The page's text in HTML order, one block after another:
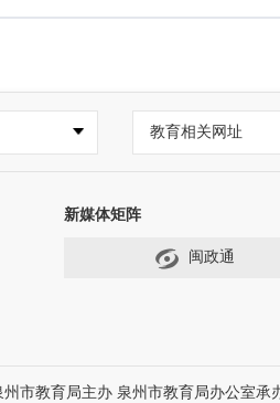
教育相关网址
新媒体矩阵
闽政通
州市教育局主办 泉州市教育局办公室承